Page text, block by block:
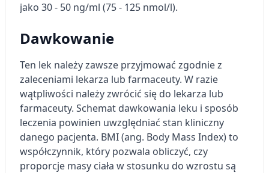
jako 30 - 50 ng/ml (75 - 125 nmol/l).
Dawkowanie
Ten lek należy zawsze przyjmować zgodnie z
zaleceniami lekarza lub farmaceuty. W razie
wątpliwości należy zwrócić się do lekarza lub
farmaceuty. Schemat dawkowania leku i sposób
leczenia powinien uwzględniać stan kliniczny
danego pacjenta. BMI (ang. Body Mass Index) to
współczynnik, który pozwala obliczyć, czy
proporcje masy ciała w stosunku do wzrostu są